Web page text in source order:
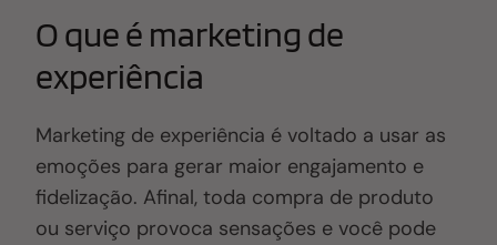
O que é marketing de
experiência
Marketing de experiência é voltado a usar as
emoções para gerar maior engajamento e
fidelização. Afinal, toda compra de produto
ou serviço provoca sensações e você pode